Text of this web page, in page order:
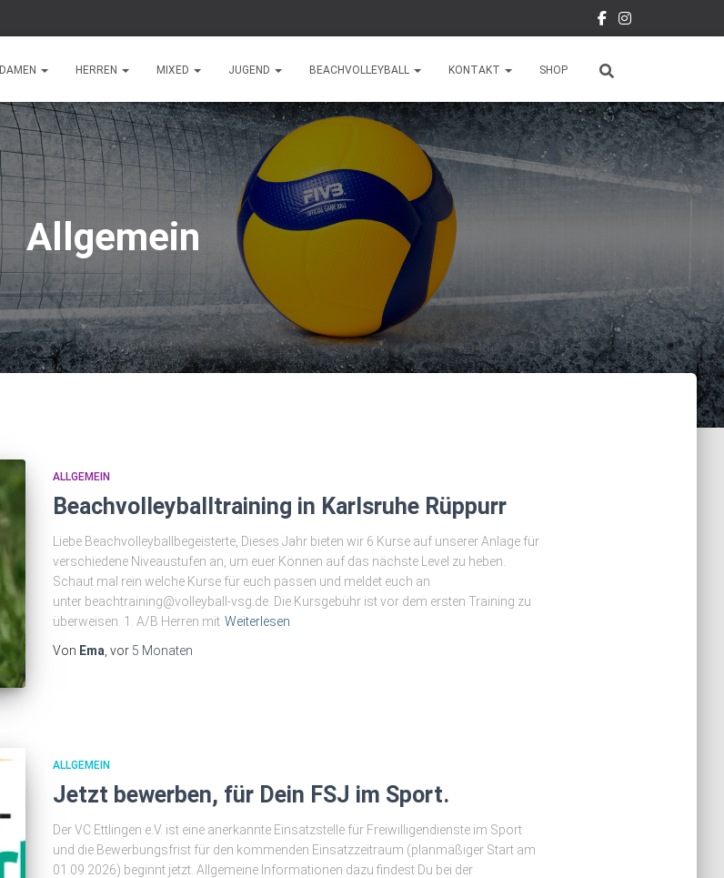
DAMEN HERREN MIXED JUGEND BEACHVOLLEYBALL KONTAKT SHOP
Allgemein
ALLGEMEIN
Beachvolleyballtraining in Karlsruhe Rüppurr
Liebe Beachvolleyballbegeisterte, Dieses Jahr bieten wir 6 Kurse auf unserer Anlage für
verschiedene Niveaustufen an, um euer Können auf das nächste Level zu heben.
Schaut mal rein welche Kurse für euch passen und meldet euch an
unter beachtraining@volleyball-vsg.de. Die Kursgebühr ist vor dem ersten Training zu
überweisen. 1. A/B Herren mit Weiterlesen
Von Ema , vor 5 Monaten
ALLGEMEIN
Jetzt bewerben, für Dein FSJ im Sport.
Der VC Ettlingen e.V. ist eine anerkannte Einsatzstelle für Freiwilligendienste im Sport
und die Bewerbungsfrist für den kommenden Einsatzzeitraum (planmäßiger Start am
01.09.2026) beginnt jetzt. Allgemeine Informationen dazu findest Du bei der